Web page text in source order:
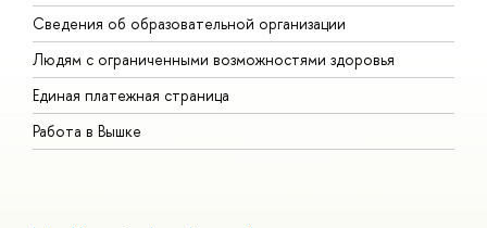
Сведения об образовательной организации
Людям с ограниченными возможностями здоровья
Единая платежная страница
Работа в Вышке